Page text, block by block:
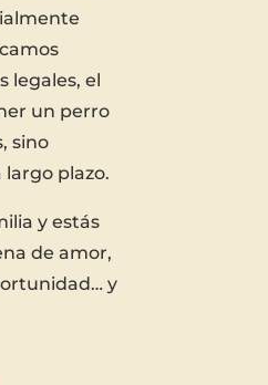
legales, el
un perro
sino
plazo.
y estás
de amor,
y